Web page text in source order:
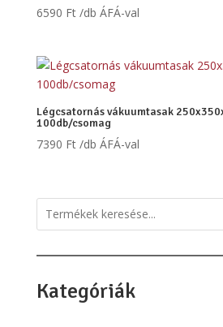
6590 Ft /db ÁFÁ-val
Légcsatornás vákuumtasak
100db/csomag
7390 Ft /db ÁFÁ-val
Kategóriák